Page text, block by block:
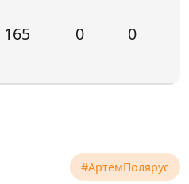
165 0 0
#АртемПолярус